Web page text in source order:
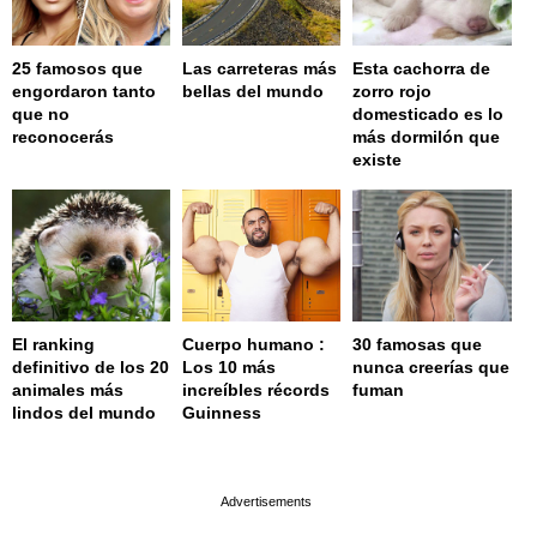
25 famosos que
engordaron tanto
que no
reconocerás
Las carreteras más
bellas del mundo
Esta cachorra de
zorro rojo
domesticado es lo
más dormilón que
existe
El ranking
definitivo de los 20
animales más
lindos del mundo
Cuerpo humano :
Los 10 más
increíbles récords
Guinness
30 famosas que
nunca creerías que
fuman